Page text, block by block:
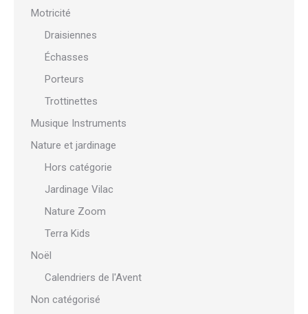
Motricité
Draisiennes
Échasses
Porteurs
Trottinettes
Musique Instruments
Nature et jardinage
Hors catégorie
Jardinage Vilac
Nature Zoom
Terra Kids
Noël
Calendriers de l'Avent
Non catégorisé